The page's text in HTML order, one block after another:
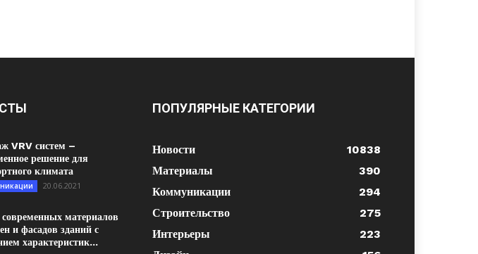
VRV систем –
решение для
климата
20.06.2021
материалов
и фасадов зданий с
характеристик...
ПОПУЛЯРНЫЕ КАТЕГОРИИ
Новости
10838
Материалы
390
Коммуникации
294
Строительство
275
Интерьеры
223